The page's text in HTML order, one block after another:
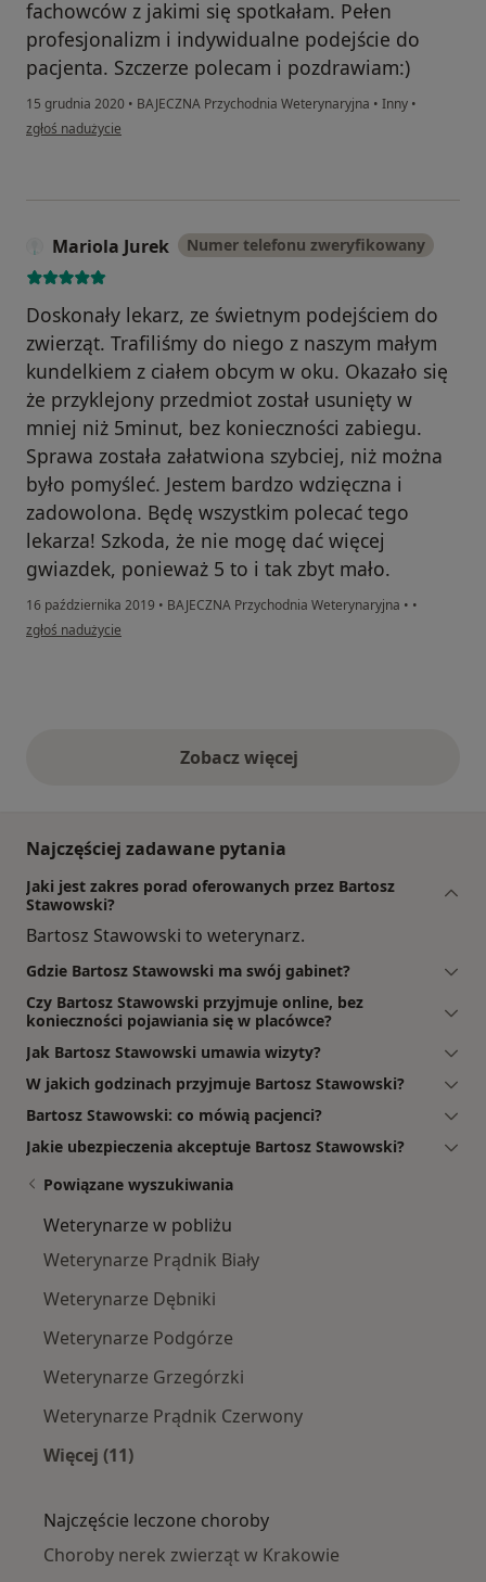
fachowców z jakimi się spotkałam. Pełen
profesjonalizm i indywidualne podejście do
pacjenta. Szczerze polecam i pozdrawiam:)
15 grudnia 2020 • BAJECZNA Przychodnia Weterynaryjna • Inny •
w opinii użytkownika Izabela Rogoda
zgłoś nadużycie
Mariola Jurek Numer telefonu zweryfikowany
Doskonały lekarz, ze świetnym podejściem do
zwierząt. Trafiliśmy do niego z naszym małym
kundelkiem z ciałem obcym w oku. Okazało się
że przyklejony przedmiot został usunięty w
mniej niż 5minut, bez konieczności zabiegu.
Sprawa została załatwiona szybciej, niż można
było pomyśleć. Jestem bardzo wdzięczna i
zadowolona. Będę wszystkim polecać tego
lekarza! Szkoda, że nie mogę dać więcej
gwiazdek, ponieważ 5 to i tak zbyt mało.
16 października 2019 • BAJECZNA Przychodnia Weterynaryjna • •
w opinii użytkownika Mariola Jurek
zgłoś nadużycie
Zobacz więcejopinie powyżej
Najczęściej zadawane pytania
Jaki jest zakres porad oferowanych przez Bartosz
Stawowski?
Bartosz Stawowski to weterynarz.
Gdzie Bartosz Stawowski ma swój gabinet?
Czy Bartosz Stawowski przyjmuje online, bez
konieczności pojawiania się w placówce?
Jak Bartosz Stawowski umawia wizyty?
W jakich godzinach przyjmuje Bartosz Stawowski?
Bartosz Stawowski: co mówią pacjenci?
Jakie ubezpieczenia akceptuje Bartosz Stawowski?
Powiązane wyszukiwania
Weterynarze w pobliżu
Weterynarze Prądnik Biały
Weterynarze Dębniki
Weterynarze Podgórze
Weterynarze Grzegórzki
Weterynarze Prądnik Czerwony
Więcej (11)
Najczęście leczone choroby
Choroby nerek zwierząt w Krakowie